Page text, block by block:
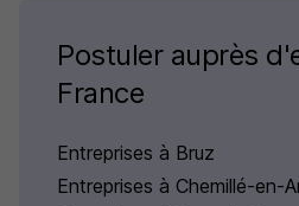
Postuler auprès
France
Entreprises à Bruz
Entreprises à Chemillé-en-